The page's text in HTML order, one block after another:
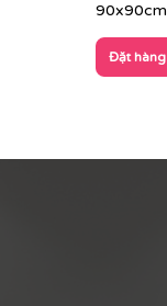
90x90cm
Đặt hàng